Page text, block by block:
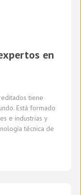
en
tiene
. Está formado
e industrias y
técnica de